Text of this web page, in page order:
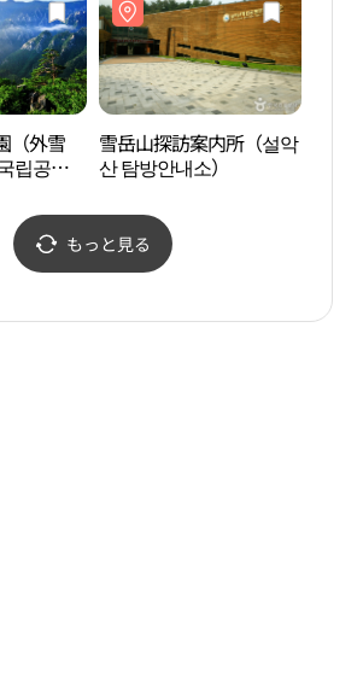
（外雪
립공원
雪岳山探訪案内所（설악
산 탐방안내소）
もっと見る